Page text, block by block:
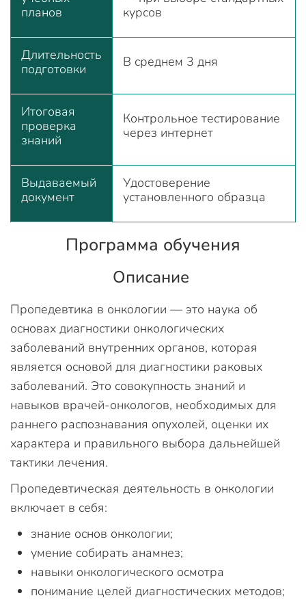
планов
курсов
Длительность
подготовки
В среднем 3 дня
Итоговая
проверка
знаний
Контрольное тестирование
через интернет
Выдаваемый
документ
Удостоверение
установленного образца
Программа обучения
Описание
Пропедевтика в онкологии — это наука об
основах диагностики онкологических
заболеваний внутренних органов, которая
является основой для диагностики раковых
заболеваний. Это совокупность знаний и
навыков врачей-онкологов, необходимых для
раннего распознавания опухолей, оценки их
характера и правильного выбора дальнейшей
тактики лечения.
Пропедевтическая деятельность в онкологии
включает в себя:
знание основ онкологии;
умение собирать анамнез;
навыки онкологического осмотра
понимание целей диагностических методов;